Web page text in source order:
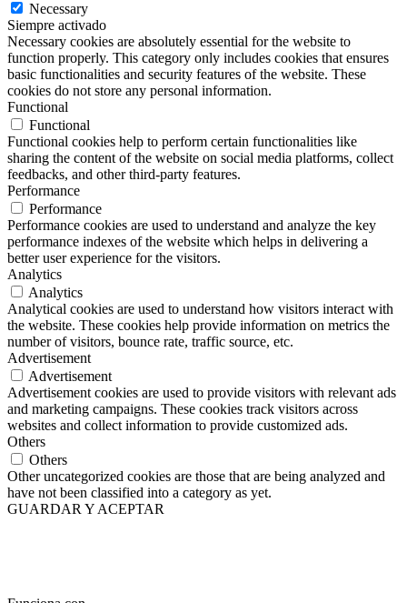
Necessary
Siempre activado
Necessary cookies are absolutely essential for the website to
function properly. This category only includes cookies that ensures
basic functionalities and security features of the website. These
cookies do not store any personal information.
Functional
Functional
Functional cookies help to perform certain functionalities like
sharing the content of the website on social media platforms, collect
feedbacks, and other third-party features.
Performance
Performance
Performance cookies are used to understand and analyze the key
performance indexes of the website which helps in delivering a
better user experience for the visitors.
Analytics
Analytics
Analytical cookies are used to understand how visitors interact with
the website. These cookies help provide information on metrics the
number of visitors, bounce rate, traffic source, etc.
Advertisement
Advertisement
Advertisement cookies are used to provide visitors with relevant ads
and marketing campaigns. These cookies track visitors across
websites and collect information to provide customized ads.
Others
Others
Other uncategorized cookies are those that are being analyzed and
have not been classified into a category as yet.
GUARDAR Y ACEPTAR